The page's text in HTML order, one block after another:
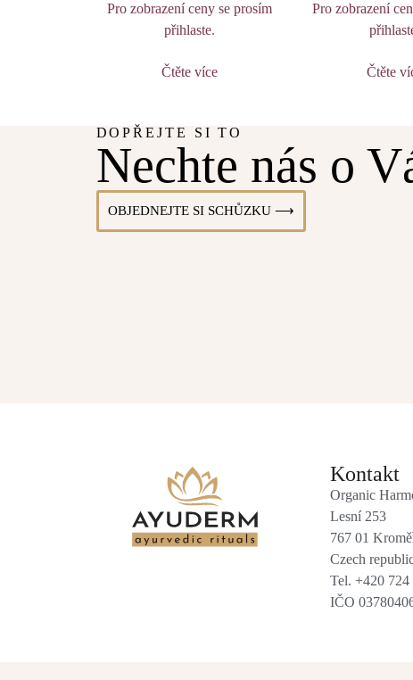
Pro zobrazení ceny se prosím
přihlaste.
Čtěte více
Pro zobrazení
Čtěte
DOPŘEJTE SI TO
Nechte nás o
OBJEDNEJTE SI SCHŮZKU ⟶
Kontakt
Organic
Lesní 253
767 01
Czech
Tel. +420 724
IČO